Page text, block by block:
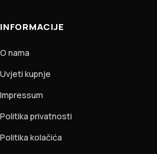
INFORMACIJE
O nama
Uvjeti kupnje
Impressum
Politika privatnosti
Politika kolačića